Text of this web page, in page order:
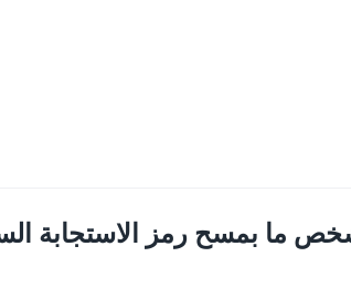
ما بمسح رمز الاستجابة